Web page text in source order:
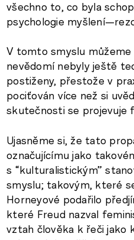
všechno to, co byla
psychologie
V tomto smyslu můžeme
nevědomí nebyly ještě
postiženy, přestože v
pociťován více než si
skutečnosti se projevuje
Ujasněme si, že tato
označujícímu jako
s “kulturalistickým”
smyslu; takovým, které
Horneyové podařilo
které Freud nazval
vztah člověka k řeči jako